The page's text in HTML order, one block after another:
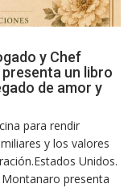
y Chef
un libro
de amor y
para rendir
y los valores
Unidos.
presenta